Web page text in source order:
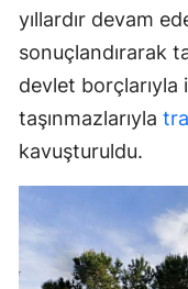
yıllardır devam
sonuçlandırarak
devlet borçlarıyla
taşınmazlarıyla
kavuşturuldu.